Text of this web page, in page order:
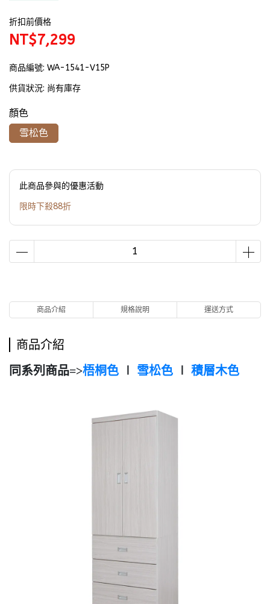
折扣前價格
NT$7,299
商品編號: WA-1541-V15P
供貨狀況: 尚有庫存
顏色
雪松色
此商品參與的優惠活動
限時下殺88折
商品介紹 規格說明 運送方式
商品介紹
同系列商品=>梧桐色 雪松色 積層木色